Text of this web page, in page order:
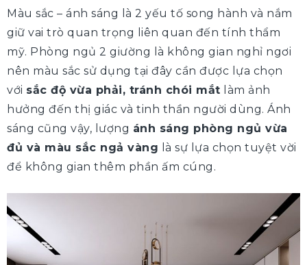
Màu sắc – ánh sáng là 2 yếu tố song hành và nắm
giữ vai trò quan trọng liên quan đến tính thẩm
mỹ. Phòng ngủ 2 giường là không gian nghỉ ngơi
nên màu sắc sử dụng tại đây cần được lựa chọn
với sắc độ vừa phải, tránh chói mắt làm ảnh
hưởng đến thị giác và tinh thần người dùng. Ánh
sáng cũng vậy, lượng ánh sáng phòng ngủ vừa
đủ và màu sắc ngả vàng là sự lựa chọn tuyệt vời
để không gian thêm phần ấm cúng.